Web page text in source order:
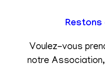
Voulez-vous
notre